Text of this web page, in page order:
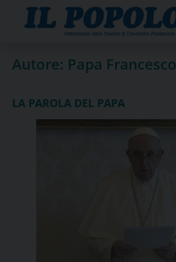
Autore: Papa Francesco
LA PAROLA DEL PAPA